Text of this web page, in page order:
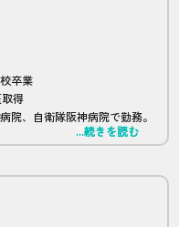
卒業
得
院、自衛隊阪神病院で勤務。
識を広めるため、HadaMote
...続きを読む